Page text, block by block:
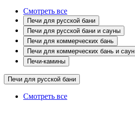
Смотреть все
Печи для русской бани
Печи для русской бани и сауны
Печи для коммерческих бань
Печи для коммерческих бань и саун
Печи-камины
Печи для русской бани
Смотреть все